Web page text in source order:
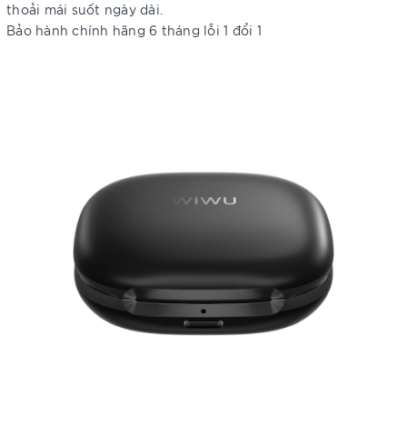
thoải mái suốt ngày dài.
Bảo hành chính hãng 6 tháng lỗi 1 đổi 1